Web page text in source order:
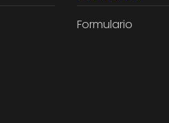
Formulario